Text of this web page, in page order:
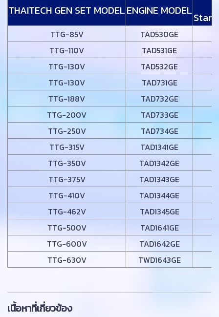
THAITECH GEN SET MODELENGINE MODEL
TTG-85V
TAD530GE
TTG-110V
TAD531GE
TTG-130V
TAD532GE
TTG-130V
TAD731GE
TTG-188V
TAD732GE
TTG-200V
TAD733GE
TTG-250V
TAD734GE
TTG-315V
TAD1341GE
TTG-350V
TAD1342GE
TTG-375V
TAD1343GE
TTG-410V
TAD1344GE
TTG-462V
TAD1345GE
TTG-500V
TAD1641GE
TTG-600V
TAD1642GE
TTG-630V
TWD1643GE
เนื้อหาที่เกี่ยวข้อง